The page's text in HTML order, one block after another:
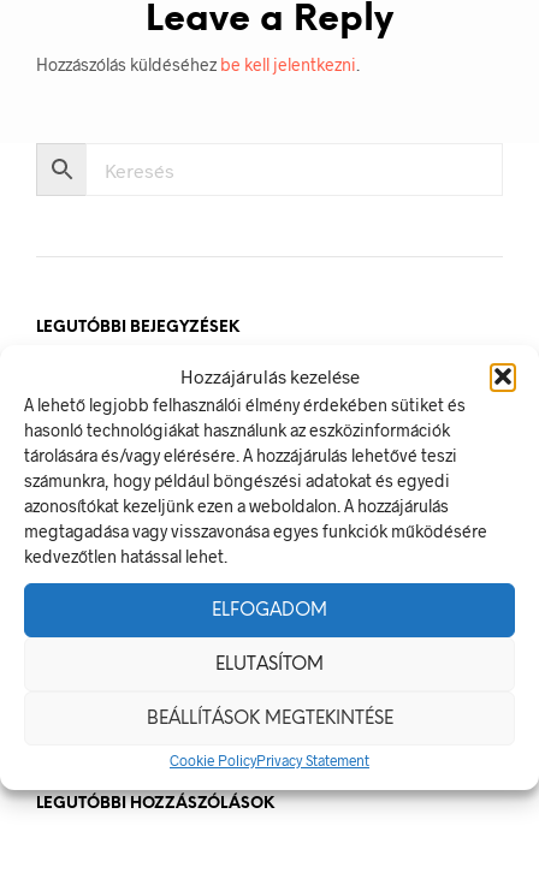
Hozzájárulás kezelése
A lehető legjobb felhasználói élmény érdekében sütiket és
hasonló technológiákat használunk az eszközinformációk
tárolására és/vagy elérésére. A hozzájárulás lehetővé teszi
számunkra, hogy például böngészési adatokat és egyedi
azonosítókat kezeljünk ezen a weboldalon. A hozzájárulás
megtagadása vagy visszavonása egyes funkciók működésére
kedvezőtlen hatással lehet.
ELFOGADOM
ELUTASÍTOM
BEÁLLÍTÁSOK MEGTEKINTÉSE
Cookie PolicyPrivacy Statement
Leave a Reply
Hozzászólás küldéséhez be kell jelentkezni
LEGUTÓBBI BEJEGYZÉSEK
Munkavédelmi Táblák És Biztonsági Jelzések – Miért
Nélkülözhetetlenek A Munkahelyen?
Jól Láthatósági Mellény: Miért Fontos, Hogyan Válaszd Ki,
És Hogyan Teheted Egyedivé?
Céges Logóval Ellátott Pólók: Az Identitás És Csapatszellem
Megtestesítői
A Munkavédelmi Rendelet És A Biztonsági Táblák: Az
Ellenőrzés És Tudatosság Fontossága
LEGUTÓBBI HOZZÁSZÓLÁSOK